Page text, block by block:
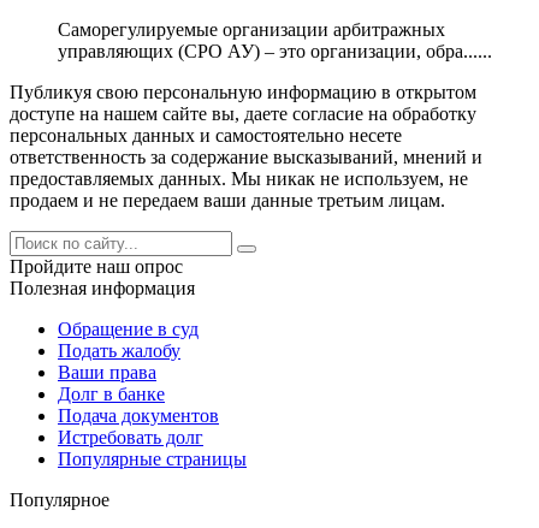
Саморегулируемые организации арбитражных
управляющих (СРО АУ) – это организации, обра......
Публикуя свою персональную информацию в открытом
доступе на нашем сайте вы, даете согласие на обработку
персональных данных и самостоятельно несете
ответственность за содержание высказываний, мнений и
предоставляемых данных. Мы никак не используем, не
продаем и не передаем ваши данные третьим лицам.
Пройдите наш опрос
Полезная информация
Обращение в суд
Подать жалобу
Ваши права
Долг в банке
Подача документов
Истребовать долг
Популярные страницы
Популярное